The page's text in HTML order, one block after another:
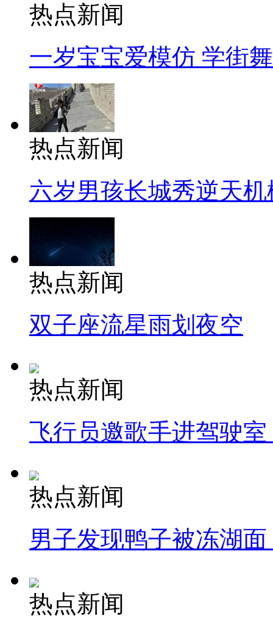
热点新闻
一岁宝宝爱模仿 学街
热点新闻
六岁男孩长城秀逆天机
热点新闻
双子座流星雨划夜空
热点新闻
飞行员邀歌手进驾驶
热点新闻
男子发现鸭子被冻湖
热点新闻